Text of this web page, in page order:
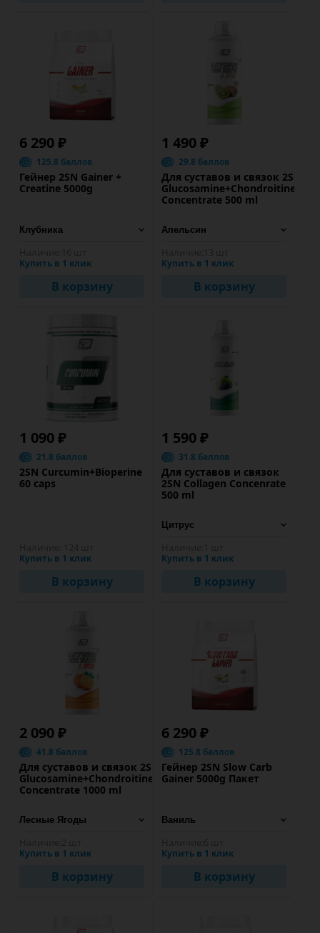
6 290 ₽
125.8 баллов
Гейнер 2SN Gainer +
Creatine 5000g
Купить в 1 клик
В корзину
1 490 ₽
29.8 баллов
Для суставов и связок 2SN
Concentrate 500 ml
Купить в 1 клик
В корзину
1 090 ₽
21.8 баллов
2SN Curcumin+Bioperine
60 caps
Купить в 1 клик
В корзину
1 590 ₽
31.8 баллов
Для суставов и связок
2SN Collagen Concenrate
500 ml
Купить в 1 клик
В корзину
2 090 ₽
41.8 баллов
Для суставов и связок 2SN
Glucosamine+Chondroitine+MSM
Concentrate 1000 ml
Купить в 1 клик
В корзину
6 290 ₽
125.8 баллов
Гейнер 2SN Slow Carb
Gainer 5000g Пакет
Купить в 1 клик
В корзину